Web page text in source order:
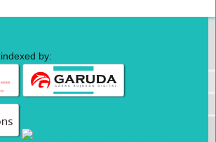
indexed by: